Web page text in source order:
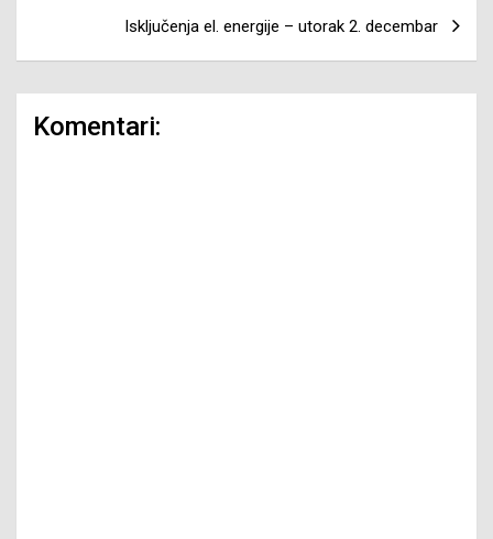
Isključenja el. energije – utorak 2. decembar
Komentari: